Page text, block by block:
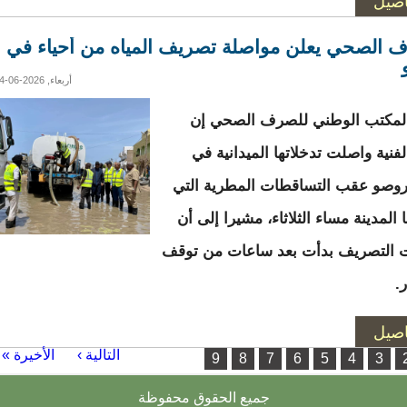
الصحي يعلن مواصلة تصريف المياه من أحياء في
أربعاء, 2026-06-24 19:02
الوطني للصرف الصحي إن
واصلت تدخلاتها الميدانية في
روصو عقب التساقطات المطرية التي
المدينة مساء الثلاثاء، مشيرا إلى أن
التصريف بدأت بعد ساعات من توقف
3
4
5
6
7
8
9 التالية › الأخيرة »
جميع الحقوق محفوظة